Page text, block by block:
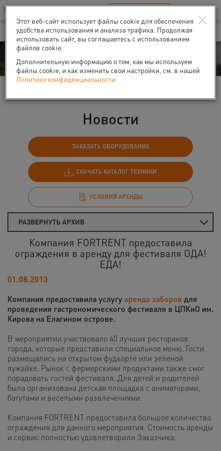
Ваш город:Санкт-Петербург
В Вашем регионе нет наших офисов RU EN
События
Новости
ЗАКАЗАТЬ ОБОРУДОВАНИЕ
СКАЧАТЬ КАТАЛОГ ТЕХНИКИ
УСЛОВИЯ АРЕНДЫ
РАЗВЕРНУТЬ АРХИВ
Компания FORTRENT предоставила
ограждения в аренду для фестиваля ОДА!
ЕДА!
01.08.2013
Компания предоставила услугуаренда заборов для
проведения гастрономического фестиваля в ЦПКиО им.
Кирова на Елагином острове.
В мероприятии участвовало 40 лучших ресторанов
города, которые представили специальное меню. Гости
размещались на открытом фудкорте или зеленой
лужайке. Рынок с фермерскими продуктами также смог
порадовать гостей фестиваля. Для детей и родителей
была организована детская площадка с аниматорами,
батутами и веселыми развлечениями.
Компания FORTRENT предоставила большое количество
ограждения для данного мероприятия. Стоимость аренды
и сервис полностью удовлетворили Заказчика.
×
Этот веб-сайт использует файлы cookie для обеспечения
удобства использования и анализа трафика. Продолжая
использовать сайт, вы соглашаетесь с использованием
файлов cookie.
Дополнительную информацию о том, как мы используем
файлы cookie, и как изменить свои настройки, см. в нашей
Политике конфиденциальности